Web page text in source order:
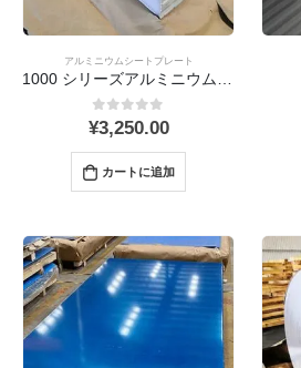
アルミニウムシートプレート
1000 シリーズアルミニウムシート
0out 5
¥3,250.00
カートに追加